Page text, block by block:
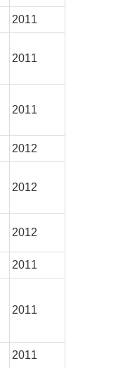
2011
2011
2011
2012
2012
2012
2011
2011
2011